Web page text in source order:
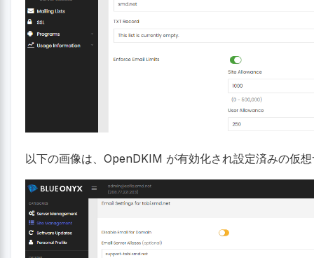
以下の画像は、OpenDKIM が有効化され設定済みの仮